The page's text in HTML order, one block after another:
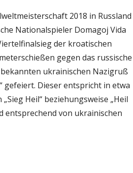
2018 in Russland
Nationalspieler Domagoj Vida
der kroatischen
gegen das russische
ukrainischen Nazigruß
gefeiert. Dieser entspricht in etwa
Heil“ beziehungsweise „Heil
entsprechend von ukrainischen